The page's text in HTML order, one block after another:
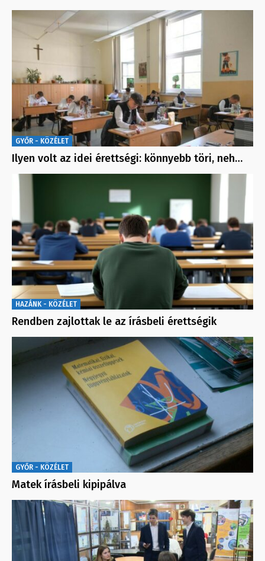
GYŐR - KÖZÉLET
Ilyen volt az idei érettségi: könnyebb töri, neh…
HAZÁNK - KÖZÉLET
Rendben zajlottak le az írásbeli érettségik
GYŐR - KÖZÉLET
Matek írásbeli kipipálva